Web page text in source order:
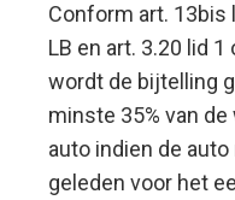
Conform art. 13bis
LB en art. 3.20 lid 1
wordt de bijtelling
minste 35% van de
auto indien de
geleden voor het